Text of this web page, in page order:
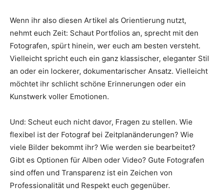
Wenn ihr also diesen Artikel als Orientierung nutzt,
nehmt euch Zeit: Schaut Portfolios an, sprecht mit den
Fotografen, spürt hinein, wer euch am besten versteht.
Vielleicht spricht euch ein ganz klassischer, eleganter Stil
an oder ein lockerer, dokumentarischer Ansatz. Vielleicht
möchtet ihr schlicht schöne Erinnerungen oder ein
Kunstwerk voller Emotionen.
Und: Scheut euch nicht davor, Fragen zu stellen. Wie
flexibel ist der Fotograf bei Zeitplanänderungen? Wie
viele Bilder bekommt ihr? Wie werden sie bearbeitet?
Gibt es Optionen für Alben oder Video? Gute Fotografen
sind offen und Transparenz ist ein Zeichen von
Professionalität und Respekt euch gegenüber.